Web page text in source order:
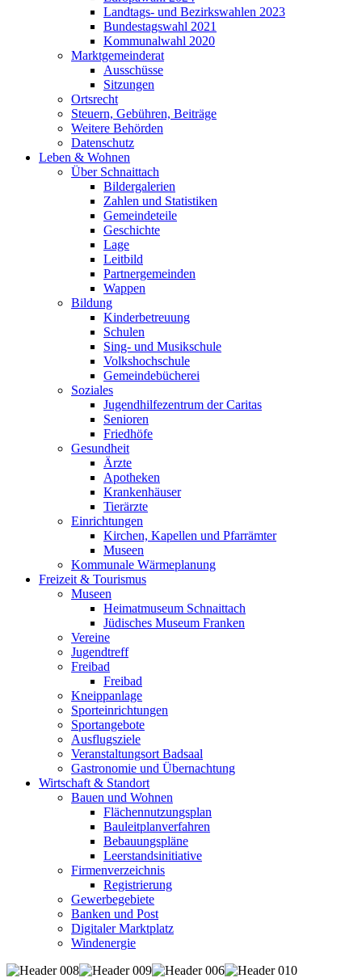
Landtags- und Bezirkswahlen 2023
Bundestagswahl 2021
Kommunalwahl 2020
Marktgemeinderat
Ausschüsse
Sitzungen
Ortsrecht
Steuern, Gebühren, Beiträge
Weitere Behörden
Datenschutz
Leben & Wohnen
Über Schnaittach
Bildergalerien
Zahlen und Statistiken
Gemeindeteile
Geschichte
Lage
Leitbild
Partnergemeinden
Wappen
Bildung
Kinderbetreuung
Schulen
Sing- und Musikschule
Volkshochschule
Gemeindebücherei
Soziales
Jugendhilfezentrum der Caritas
Senioren
Friedhöfe
Gesundheit
Ärzte
Apotheken
Krankenhäuser
Tierärzte
Einrichtungen
Kirchen, Kapellen und Pfarrämter
Museen
Kommunale Wärmeplanung
Freizeit & Tourismus
Museen
Heimatmuseum Schnaittach
Jüdisches Museum Franken
Vereine
Jugendtreff
Freibad
Freibad
Kneippanlage
Sporteinrichtungen
Sportangebote
Ausflugsziele
Veranstaltungsort Badsaal
Gastronomie und Übernachtung
Wirtschaft & Standort
Bauen und Wohnen
Flächennutzungsplan
Bauleitplanverfahren
Bebauungspläne
Leerstandsinitiative
Firmenverzeichnis
Registrierung
Gewerbegebiete
Banken und Post
Digitaler Marktplatz
Windenergie